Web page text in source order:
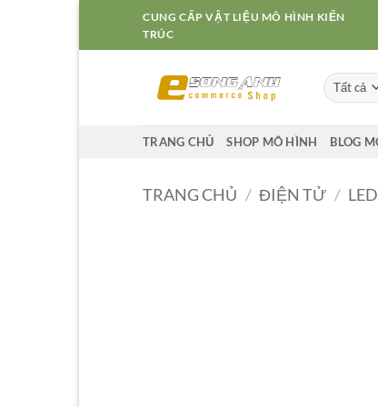
nội
CUNG CẤP VẬT LIỆU MÔ HÌNH KIẾN
TRÚC
TRANG CHỦ SHOP MÔ HÌNH BLOG
TRANG CHỦ / ĐIỆN TỬ / LED